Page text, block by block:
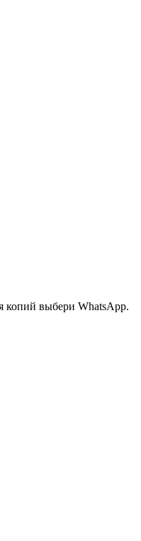
копий выбери WhatsApp.